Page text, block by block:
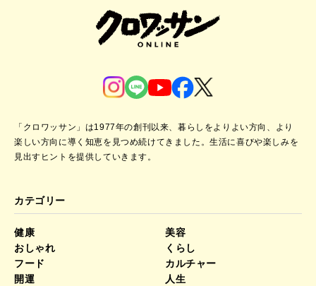
「クロワッサン」は1977年の創刊以来、暮らしをよりよい方向、より
楽しい方向に導く知恵を見つめ続けてきました。生活に喜びや楽しみを
見出すヒントを提供していきます。
カテゴリー
健康
美容
おしゃれ
くらし
フード
カルチャー
開運
人生